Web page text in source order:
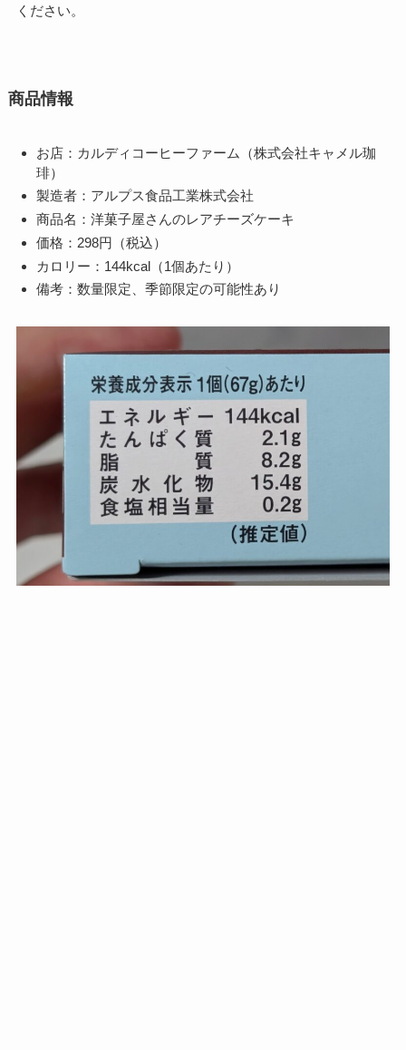
ください。
商品情報
お店：カルディコーヒーファーム（株式会社キャメル珈
琲）
製造者：アルプス食品工業株式会社
商品名：洋菓子屋さんのレアチーズケーキ
価格：298円（税込）
カロリー：144kcal（1個あたり）
備考：数量限定、季節限定の可能性あり